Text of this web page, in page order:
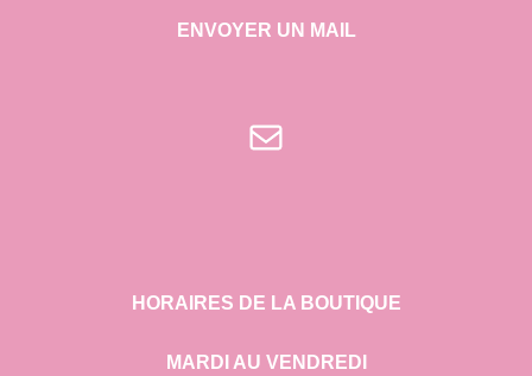
ENVOYER UN MAIL
E-mail
HORAIRES DE LA BOUTIQUE
MARDI AU VENDREDI